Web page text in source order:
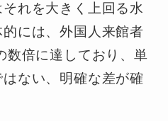
れを大きく上回る水
には、外国人来館者
数倍に達しており、単
ない、明確な差が確